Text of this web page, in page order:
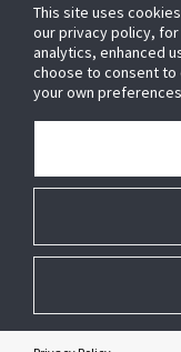
CONNECT
Terms
This site uses
our privacy policy,
analytics, enhanced
choose to consent to
your own
Cookie